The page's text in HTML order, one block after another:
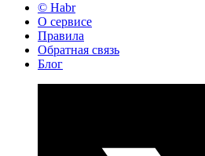
© Habr
О сервисе
Правила
Обратная связь
Блог